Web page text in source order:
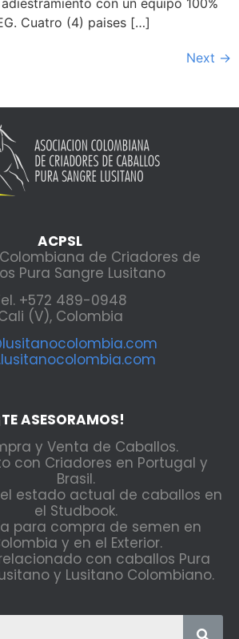
Cuatro (4) paises […]
Next →
ACPSL
de Criadores de
Pura Sangre Lusitano
+572 489-0948
(V), Colombia
ASESORAMOS!
y Venta de Caballos.
con Criadores en Portugal y
Brasil.
estado actual de caballos en
el Studbook.
para compra de semen en
y en el Exterior.
con caballos Pura
y Lusitano Colombiano.